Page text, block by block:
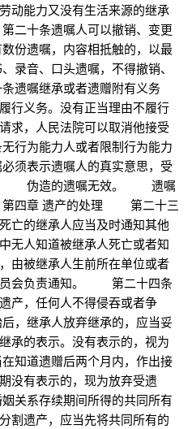
能力又没有生活来源的继承
十条遗嘱人可以撤销、变更
遗嘱，内容相抵触的，以最
音、口头遗嘱，不得撤销、
嘱继承或者遗赠附有义务
行义务。没有正当理由不履行
求，人民法院可以取消他接受
为能力人或者限制行为能力
表示遗嘱人的真实意思，受
。 伪造的遗嘱无效。 遗嘱
第四章 遗产的处理 第二十三
亡的继承人应当及时通知其他
无人知道被继承人死亡或者知
由被继承人生前所在单位或者
员会负责通知。 第二十四条
产，任何人不得侵吞或者争
继承人放弃继承的，应当妥
承的表示。没有表示的，视为
道遗赠后两个月内，作出接
没有表示的，现为放弃受遗
系存续期间所得的共同所有
割遗产，应当先将共同所有的